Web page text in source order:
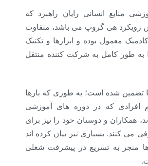
منابع انسانی رایان راهبرد که
رویکرد هی گروپ می باشد، متفاوت
معمول بوده و ابزارها و تکنیک
به طور کامل به شرکت کننده منتقل
تضمین شده است؛ به طوری که بارها
افرادی که در دوره های آموزشی
همکاران و دوستان خود را نیز برای
می کنند. بسیاری نیز بیان کرده اند
منجر به تسریع در پیشرفت شغلی